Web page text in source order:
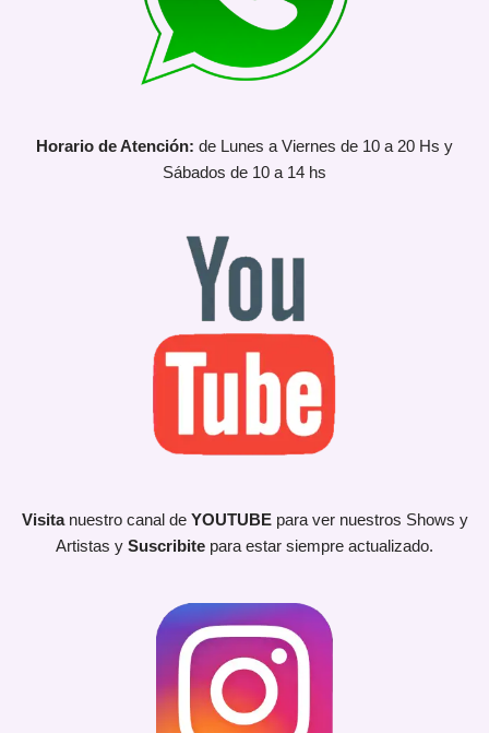
Horario de Atención: de Lunes a Viernes de 10 a 20 Hs y
Sábados de 10 a 14 hs
Visita nuestro canal de YOUTUBEpara ver nuestros Shows y
Artistas y Suscribite para estar siempre actualizado.